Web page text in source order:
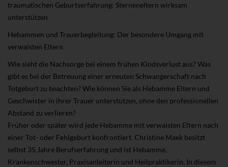
traumatischen Geburtserfahrung: Sterneneltern wirksam
unterstützen
Hebammen und Trauerbegleitung: Der besondere Umgang mit
verwaisten Eltern
Wie sieht die Nachsorge bei einem frühen Kindsverlust aus? Was
gibt es bei der Betreuung einer erneuten Schwangerschaft nach
Totgeburt zu beachten? Wie können Sie als Hebamme Eltern und
Geschwister in ihrer Trauer unterstützen, ohne den professionellen
Abstand zu verlieren?
Früher oder später wird jede Hebamme mit verwaisten Eltern nach
einer Tot- oder Fehlgeburt konfrontiert. Christine Maek besitzt
selbst 35 Jahre Berufserfahrung und ist Hebamme,
Krankenschwester, Praxisanleiterin und Heilpraktikerin. In diesem